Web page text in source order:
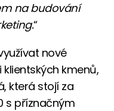
na budování
“
nové
kmenů,
která stojí za
s příznačným